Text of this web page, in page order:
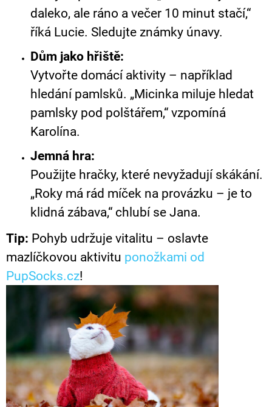
daleko, ale ráno a večer 10 minut stačí,“
říká Lucie. Sledujte známky únavy.
Dům jako hřiště:
Vytvořte domácí aktivity – například
hledání pamlsků. „Micinka miluje hledat
pamlsky pod polštářem,“ vzpomíná
Karolína.
Jemná hra:
Použijte hračky, které nevyžadují skákání.
„Roky má rád míček na provázku – je to
klidná zábava,“ chlubí se Jana.
Tip: Pohyb udržuje vitalitu – oslavte
mazlíčkovou aktivitu ponožkami od
PupSocks.cz!